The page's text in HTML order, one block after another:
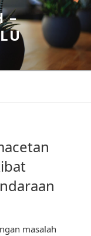
–
masalah